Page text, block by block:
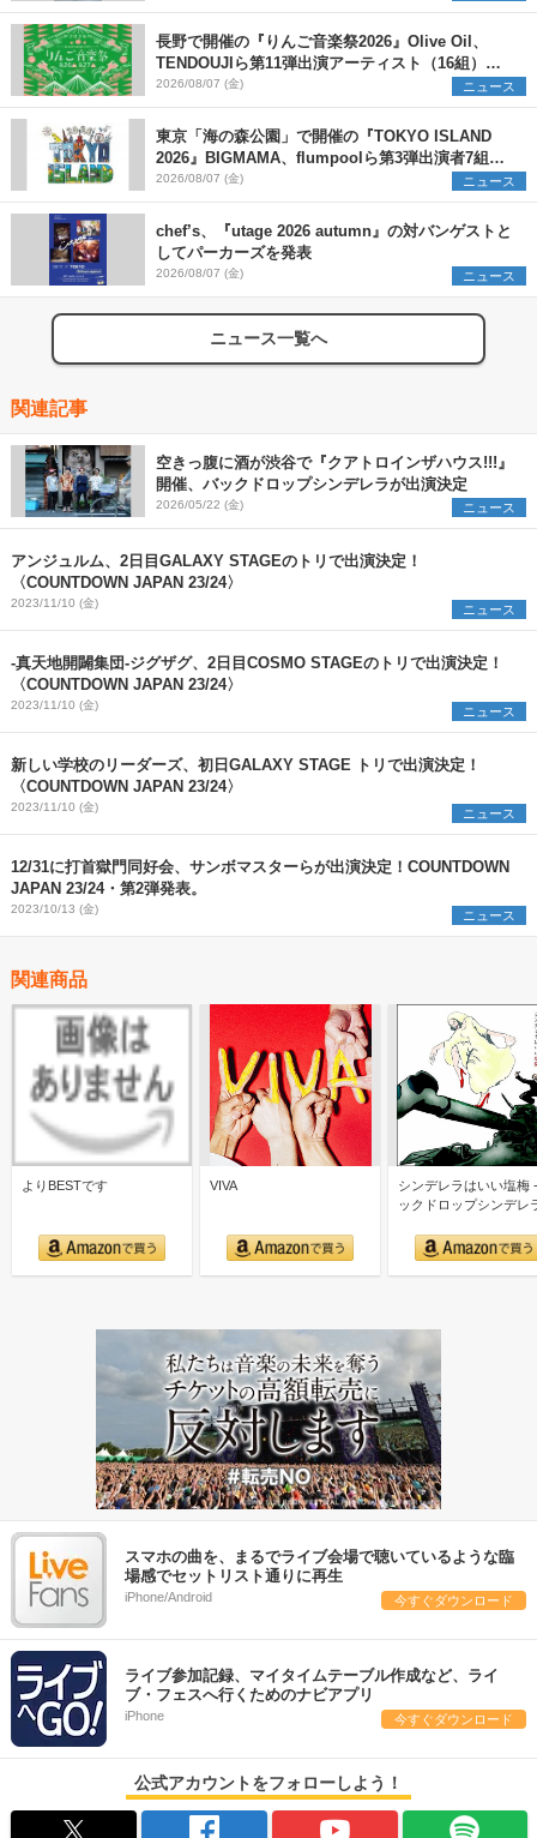
長野で開催の『りんご音楽祭2026』Olive Oil、
TENDOUJIら第11弾出演アーティスト（16組）を
発表
2026/08/07 (金) ニュース
東京「海の森公園」で開催の『TOKYO ISLAND
2026』BIGMAMA、flumpoolら第3弾出演者7組を
発表 ワークショップ・アート出展者を募集
2026/08/07 (金) ニュース
chef’s、『utage 2026 autumn』の対バンゲストと
してパーカーズを発表
2026/08/07 (金) ニュース
ニュース一覧へ
関連記事
空きっ腹に酒が渋谷で『クアトロインザハウス!!!』
開催、バックドロップシンデレラが出演決定
2026/05/22 (金) ニュース
アンジュルム、2日目GALAXY STAGEのトリで出演決定！
〈COUNTDOWN JAPAN 23/24〉
2023/11/10 (金) ニュース
-真天地開闢集団-ジグザグ、2日目COSMO STAGEのトリで出演決定！
〈COUNTDOWN JAPAN 23/24〉
2023/11/10 (金) ニュース
新しい学校のリーダーズ、初日GALAXY STAGE トリで出演決定！
〈COUNTDOWN JAPAN 23/24〉
2023/11/10 (金) ニュース
12/31に打首獄門同好会、サンボマスターらが出演決定！COUNTDOWN
JAPAN 23/24・第2弾発表。
2023/10/13 (金) ニュース
関連商品
よりBESTです VIVA
シンデレラはいい塩梅
ックドロップシンデレ
スマホの曲を、まるでライブ会場で聴いているような臨
場感でセットリスト通りに再生
iPhone/Android 今すぐダウンロード
ライブ参加記録、マイタイムテーブル作成など、ライ
ブ・フェスへ行くためのナビアプリ
iPhone 今すぐダウンロード
公式アカウントをフォローしよう！